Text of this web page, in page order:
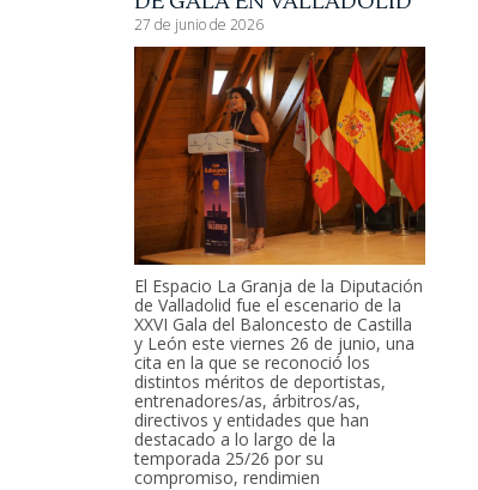
27 de junio de 2026
El Espacio La Granja de la Diputación
de Valladolid fue el escenario de la
XXVI Gala del Baloncesto de Castilla
y León este viernes 26 de junio, una
cita en la que se reconoció los
distintos méritos de deportistas,
entrenadores/as, árbitros/as,
directivos y entidades que han
destacado a lo largo de la
temporada 25/26 por su
compromiso, rendimien